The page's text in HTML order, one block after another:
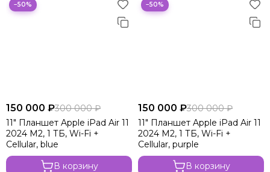
−50%
150 000 ₽300 000 ₽
11" Планшет Apple iPad Air 11
2024 M2, 1 ТБ, Wi-Fi +
Cellular, blue
В корзину
−50%
150 000 ₽300 000 ₽
11" Планшет Apple iPad Air 11
2024 M2, 1 ТБ, Wi-Fi +
Cellular, purple
В корзину